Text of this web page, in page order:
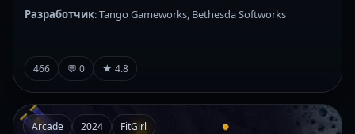
Разработчик: Tango Gameworks, Bethesda Softworks
466 💬 0 ★ 4.8
Arcade 2024 FitGirl